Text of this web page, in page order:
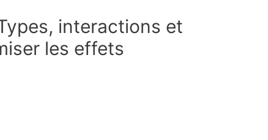
interactions et
les effets